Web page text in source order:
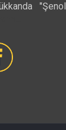
"Şenol